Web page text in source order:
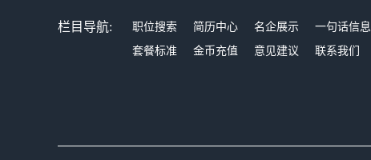
栏目导航: 职位搜索 简历中心 名企展示 一句话信息
套餐标准
金币充值 意见建议 联系我们